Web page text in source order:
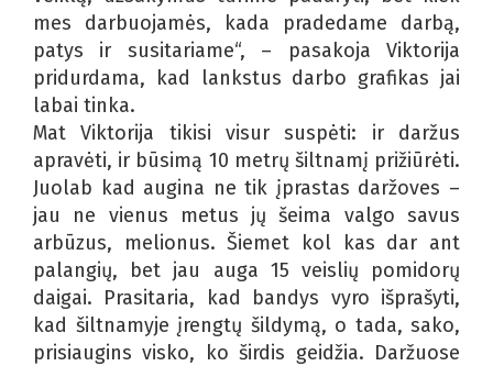
mes darbuojamės, kada pradedame darbą,
patys ir susitariame“, – pasakoja Viktorija
pridurdama, kad lankstus darbo grafikas jai
labai tinka.
Mat Viktorija tikisi visur suspėti: ir daržus
apravėti, ir būsimą 10 metrų šiltnamį prižiūrėti.
Juolab kad augina ne tik įprastas daržoves –
jau ne vienus metus jų šeima valgo savus
arbūzus, melionus. Šiemet kol kas dar ant
palangių, bet jau auga 15 veislių pomidorų
daigai. Prasitaria, kad bandys vyro išprašyti,
kad šiltnamyje įrengtų šildymą, o tada, sako,
prisiaugins visko, ko širdis geidžia. Daržuose